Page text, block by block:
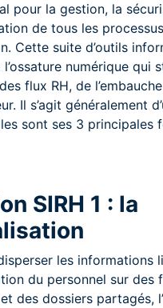
pour la gestion, la
de tous les processus
Cette suite d’outils
numérique qui
flux RH, de
Il s’agit généralement
sont ses 3 principales
SIRH 1 : la
les informations
du personnel sur des
des dossiers partagés,